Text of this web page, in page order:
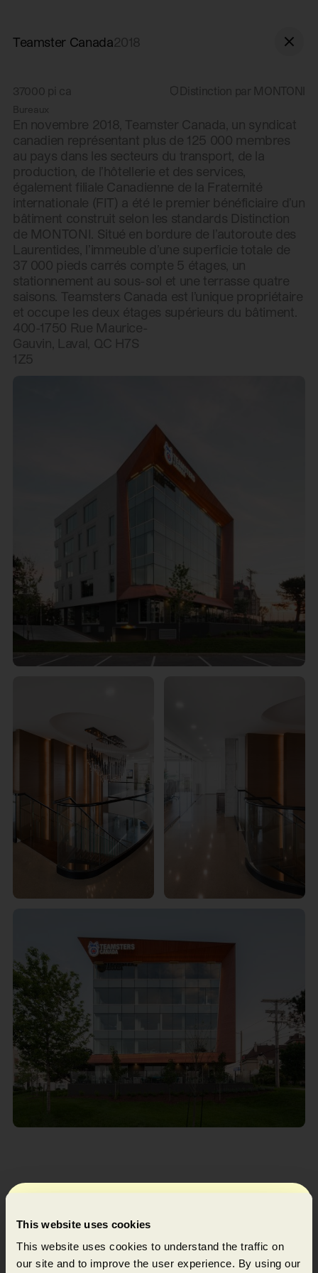
This website uses cookies
This website uses cookies to understand the traffic on
our site and to improve the user experience. By using our
2018
Teamster Canada
37000 pi ca
Bureaux
Distinction par MONTONI
En novembre 2018, Teamster Canada, un syndicat
canadien représentant plus de 125 000 membres
au pays dans les secteurs du transport, de la
production, de l’hôtellerie et des services,
également filiale Canadienne de la Fraternité
internationale (FIT) a été le premier bénéficiaire d’un
bâtiment construit selon les standards Distinction
de MONTONI. Situé en bordure de l’autoroute des
Laurentides, l’immeuble d’une superficie totale de
37 000 pieds carrés compte 5 étages, un
stationnement au sous-sol et une terrasse quatre
saisons. Teamsters Canada est l’unique propriétaire
et occupe les deux étages supérieurs du bâtiment.
400-1750 Rue Maurice-
Gauvin, Laval, QC H7S
1Z5
infolettre